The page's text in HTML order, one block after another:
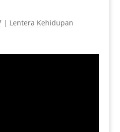
| Lentera Kehidupan